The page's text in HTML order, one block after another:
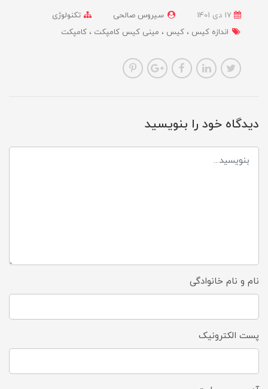
سیروس صالحی
تکنولوژی
اندازه کیس
کیس مینی کیس کامپکت کامپکت
دیدگاه خود را بنویسید
نام و نام خانوادگی
پست الکترونیک